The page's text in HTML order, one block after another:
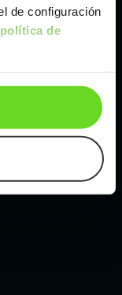
de configuración
política de
y ocasión
por